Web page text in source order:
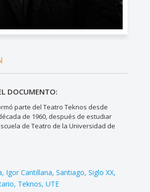
DOCUMENTO:
parte del Teatro Teknos desde
de 1960, después de estudiar
de Teatro de la Universidad de
Igor Cantillana Santiago Siglo XX
Teknos UTE